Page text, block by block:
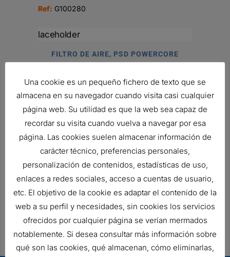
Ref: G100280
FILTRO DE AIRE, PSD POWERCORE
Ref:D100149
FILTRO DE AIRE, FPG RADIALSEAL
98,92 €
Ref:G090220
FILTRO DE AIRE, PSD POWERCORE
243,22€
Ref:D090101
Una cookie es un pequeño fichero de texto que se
almacena en su navegador cuando visita casi cualquier
página web. Su utilidad es que la web sea capaz de
recordar su visita cuando vuelva a navegar por esa
página. Las cookies suelen almacenar información de
carácter técnico, preferencias personales,
personalización de contenidos, estadísticas de uso,
enlaces a redes sociales, acceso a cuentas de usuario,
etc. El objetivo de la cookie es adaptar el contenido de la
web a su perfil y necesidades, sin cookies los servicios
ofrecidos por cualquier página se verían mermados
notablemente. Si desea consultar más información sobre
qué son las cookies, qué almacenan, cómo eliminarlas,